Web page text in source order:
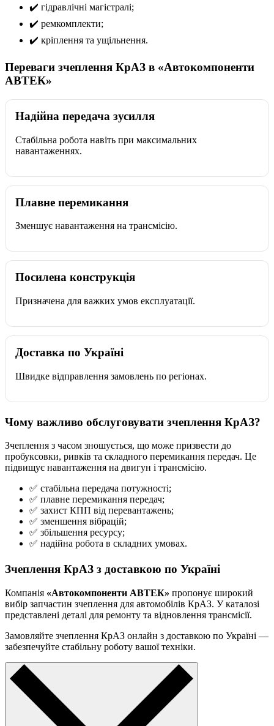
✔️ гідравлічні магістралі;
✔️ ремкомплекти;
✔️ кріплення та ущільнення.
Переваги зчеплення КрАЗ в «Автокомпоненти
АВТЕК»
Надійна передача зусилля
Стабільна робота навіть при максимальних
навантаженнях.
Плавне перемикання
Зменшує навантаження на трансмісію.
Посилена конструкція
Призначена для важких умов експлуатації.
Доставка по Україні
Швидке відправлення замовлень по регіонах.
Чому важливо обслуговувати зчеплення КрАЗ?
Зчеплення з часом зношується, що може призвести до
пробуксовки, ривків та складного перемикання передач. Це
підвищує навантаження на двигун і трансмісію.
✅ стабільна передача потужності;
✅ плавне перемикання передач;
✅ захист КПП від перевантажень;
✅ зменшення вібрацій;
✅ збільшення ресурсу;
✅ надійна робота в складних умовах.
Зчеплення КрАЗ з доставкою по Україні
Компанія «Автокомпоненти АВТЕК» пропонує широкий
вибір запчастин зчеплення для автомобілів КрАЗ. У каталозі
представлені деталі для ремонту та відновлення трансмісії.
Замовляйте зчеплення КрАЗ онлайн з доставкою по Україні —
забезпечуйте стабільну роботу вашої техніки.